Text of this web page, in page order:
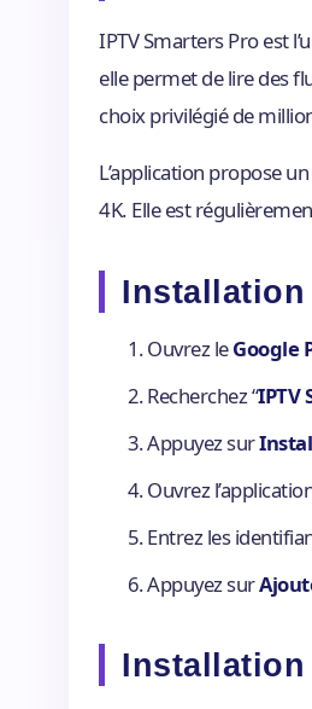
IPTV Smarters Pro est
elle permet de lire des
choix privilégié de
L’application propose
4K. Elle est
Installation
Ouvrez leGoogle
Recherchez “IPTV
Appuyez sur
Ouvrez
Entrez les
Appuyez sur
Installation